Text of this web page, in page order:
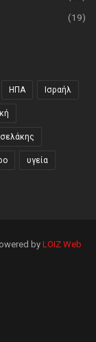
(19)
ΗΠΑ Ισραήλ
υγεία
by LOIZ Web